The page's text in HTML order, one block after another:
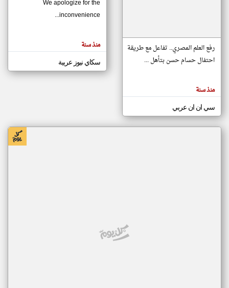
مصادر الأخبار من موريتانيا
اخبار موريتانيا على مدار الساعة
أهم اخبار موريتانيا العاجلة والمباشرة
المقالات
الموجوده
هنا عن
رفع العلم المصري.. تفاعل مع طريقة
احتفال حسام حسن بتأهل ...
منذ سنة
سي ان ان عربي
We apologize for the
inconvenience...
منذ سنة
سكاي نيوز عربية
klyoum.com